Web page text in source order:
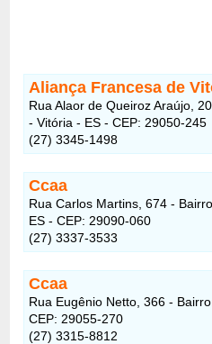
Aliança Francesa de
Rua Alaor de Queiroz Araújo,
- Vitória - ES - CEP: 29050-245
(27) 3345-1498
Ccaa
Rua Carlos Martins, 674 -
ES - CEP: 29090-060
(27) 3337-3533
Ccaa
Rua Eugênio Netto, 366 -
CEP: 29055-270
(27) 3315-8812